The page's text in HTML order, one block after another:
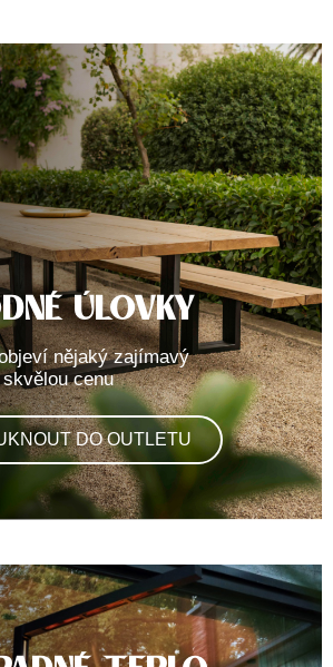
ÚLOVKY
nějaký zajímavý
cenu
DO OUTLETU